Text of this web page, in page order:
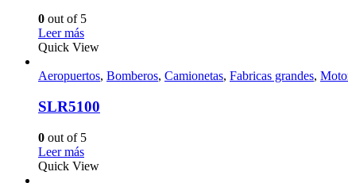
0 out of 5
Leer más
Quick View
Aeropuertos, Bomberos, Camionetas, Fabricas grandes,
SLR5100
0 out of 5
Leer más
Quick View